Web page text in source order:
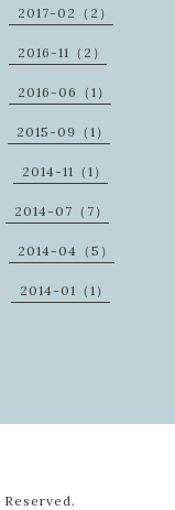
2017-02（2）
2016-11（2）
2016-06（1）
2015-09（1）
2014-11（1）
2014-07（7）
2014-04（5）
2014-01（1）